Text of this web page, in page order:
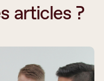
articles ?